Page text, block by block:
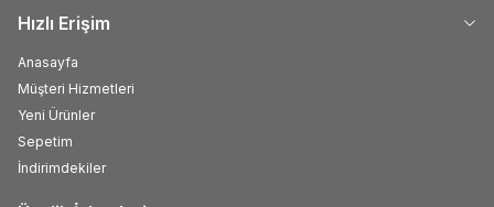
Hızlı Erişim
Anasayfa
Müşteri Hizmetleri
Yeni Ürünler
Sepetim
İndirimdekiler